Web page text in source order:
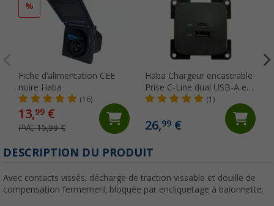
%
Fiche d'alimentation CEE
noire Haba
(16)
13,99 €
PVC 15,99 €
Haba Chargeur encastrable
Prise C-Line dual USB-A et
USB-C 10-24 volts
(1)
26,99€
DESCRIPTION DU PRODUIT
Avec contacts vissés, décharge de traction vissable et douille de
compensation fermement bloquée par encliquetage à baïonnette.